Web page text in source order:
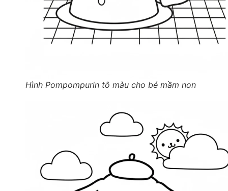
Hình Pompompurin tô màu cho bé mầm non